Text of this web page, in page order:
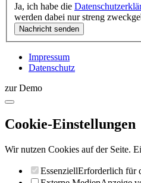
Ja, ich habe die
werden dabei nur streng
Impressum
Datenschutz
zur Demo
Cookie-Einstellungen
Wir nutzen Cookies auf der Seite.
EssenziellErforderlich für